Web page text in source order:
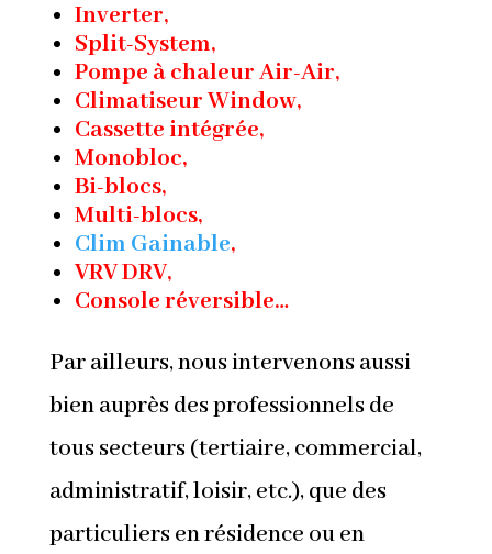
Inverter,
Split-System,
Pompe à chaleur Air-Air,
Climatiseur Window,
Cassette intégrée,
Monobloc,
Bi-blocs,
Multi-blocs,
Clim Gainable,
VRV DRV,
Console réversible…
Par ailleurs, nous intervenons aussi
bien auprès des professionnels de
tous secteurs (tertiaire, commercial,
administratif, loisir, etc.), que des
particuliers en résidence ou en